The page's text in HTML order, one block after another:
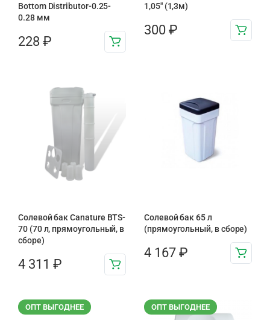
Bottom Distributor-0.25-
0.28 мм
228 ₽
1,05″ (1,3м)
300 ₽
Солевой бак Canature BTS-
70 (70 л, прямоугольный, в
сборе)
4 311 ₽
Солевой бак 65 л
(прямоугольный, в сборе)
4 167 ₽
ОПТ ВЫГОДНЕЕ ОПТ ВЫГОДНЕЕ